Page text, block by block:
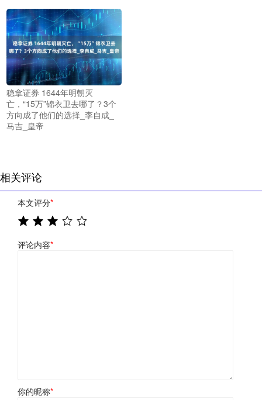
稳拿证券 1644年明朝灭
亡，“15万”锦衣卫去哪了？3个
方向成了他们的选择_李自成_
马吉_皇帝
相关评论
本文评分*
评论内容*
你的昵称*